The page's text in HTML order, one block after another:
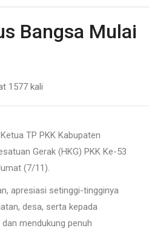
Bangsa Mulai
1577 kali
TP PKK Kabupaten
Gerak (HKG) PKK Ke-53
(7/11).
apresiasi setinggi-tingginya
desa, serta kepada
mendukung penuh